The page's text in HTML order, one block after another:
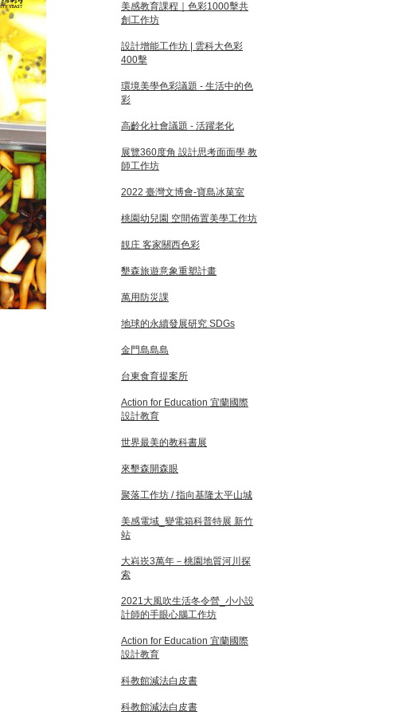
美感教育課程｜色彩1000擊共
創工作坊
設計增能工作坊 | 雲科大色彩
400擊
環境美學色彩議題 - 生活中的色
彩
高齡化社會議題 - 活躍老化
展覽360度角 設計思考面面學 教
師工作坊
2022 臺灣文博會-寶島冰菓室
桃園幼兒園 空間佈置美學工作坊
靚庄 客家關西色彩
墾森旅遊意象重塑計畫
萬用防災課
地球的永續發展研究 SDGs
金門島島島
台東食育提案所
Action for Education 宜蘭國際
設計教育
世界最美的教科書展
來墾森開森眼
聚落工作坊 / 指向基隆太平山城
美感電域_變電箱科普特展 新竹
站
大嵙崁3萬年－桃園地質河川探
索
2021大風吹生活冬令營_小小設
計師的手眼心腦工作坊
Action for Education 宜蘭國際
設計教育
科教館減法白皮書
科教館減法白皮書